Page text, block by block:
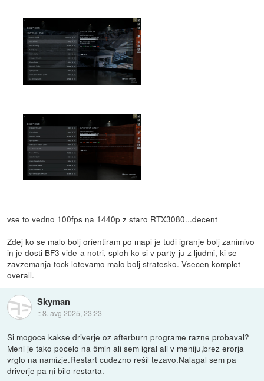
vse to vedno 100fps na 1440p z staro RTX3080...decent
Zdej ko se malo bolj orientiram po mapi je tudi igranje bolj zanimivo
in je dosti BF3 vide-a notri, sploh ko si v party-ju z ljudmi, ki se
zavzemanja tock lotevamo malo bolj stratesko. Vsecen komplet
overall.
Skyman
::8. avg 2025, 23:23
Si mogoce kakse driverje oz afterburn programe razne probaval?
Meni je tako pocelo na 5min ali sem igral ali v meniju,brez erorja
vrglo na namizje.Restart cudezno rešil tezavo.Nalagal sem pa
driverje pa ni bilo restarta.